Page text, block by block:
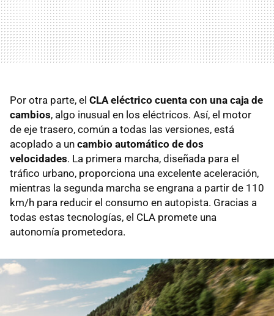
Por otra parte, el CLA eléctrico cuenta con una caja de
cambios, algo inusual en los eléctricos. Así, el motor
de eje trasero, común a todas las versiones, está
acoplado a un cambio automático de dos
velocidades. La primera marcha, diseñada para el
tráfico urbano, proporciona una excelente aceleración,
mientras la segunda marcha se engrana a partir de 110
km/h para reducir el consumo en autopista. Gracias a
todas estas tecnologías, el CLA promete una
autonomía prometedora.